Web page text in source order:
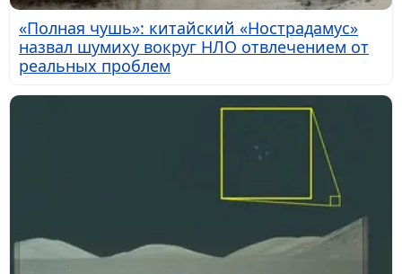
«Полная чушь»: китайский «Нострадамус»
назвал шумиху вокруг НЛО отвлечением от
реальных проблем